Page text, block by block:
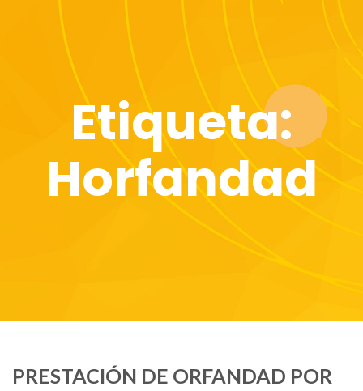
Etiqueta:
Horfandad
PRESTACIÓN DE ORFANDAD POR